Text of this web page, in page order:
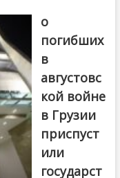
о
погибших
в
августовс
кой войне
в Грузии
приспуст
или
государст